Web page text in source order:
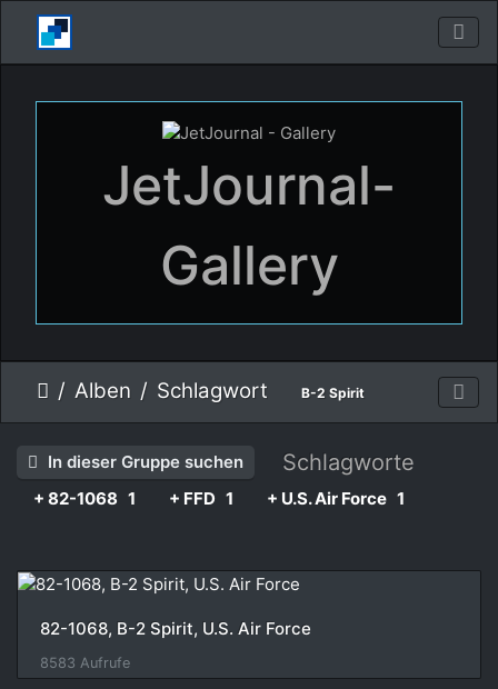
JetJournal-
Gallery
Alben Schlagwort B-2 Spirit
In dieser Gruppe suchen Schlagworte
+ 82-1068 1 + FFD 1 + U.S. Air Force 1
82-1068, B-2 Spirit, U.S. Air Force
8583 Aufrufe